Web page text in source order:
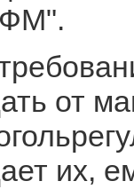
от
их,